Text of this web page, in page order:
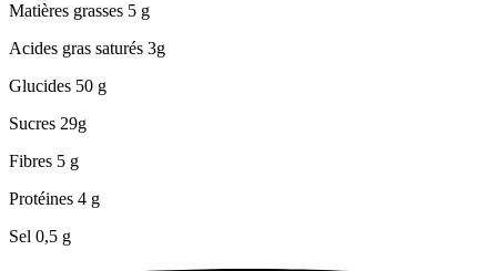
Matières grasses 5 g
Acides gras saturés 3g
Glucides 50 g
Sucres 29g
Fibres 5 g
Protéines 4 g
Sel 0,5 g